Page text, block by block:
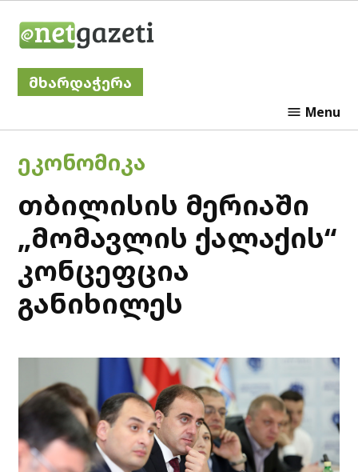
მხარდაჭერა
Menu
POSTED
ᲔᲙᲝᲜᲝᲛᲘᲙᲐ
თბილისის მერიაში
„მომავლის ქალაქის“
კონცეფცია
განიხილეს